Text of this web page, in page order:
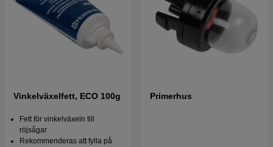
Vinkelväxelfett, ECO 100g
Fett för vinkelväxeln till
röjsågar
Rekommenderas att fylla på
Primerhus